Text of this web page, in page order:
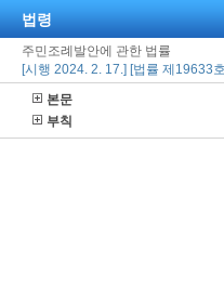
법령
주민조례발안에 관한 법률
[시행 2024. 2. 17.] [법률 제19633
본문
부칙